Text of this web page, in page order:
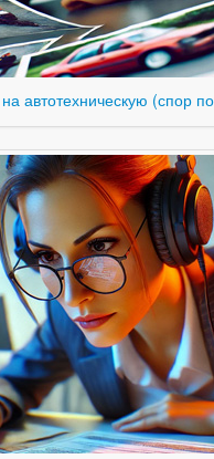
автотехническую (спор